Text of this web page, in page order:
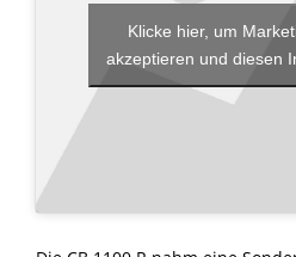
Klicke hier, um
akzeptieren und diesen